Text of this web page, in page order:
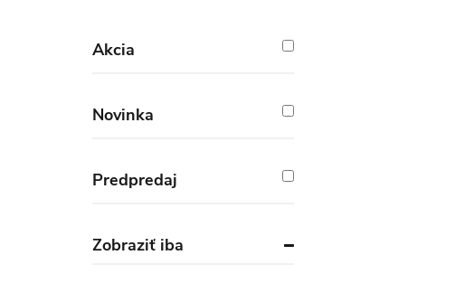
Akcia
Novinka
Predpredaj
Zobraziť iba